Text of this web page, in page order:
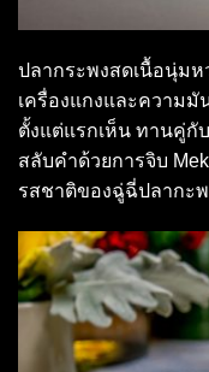
ปลากระพงสดเนื้อนุ่ม
เครื่องแกงและความ
ตั้งแต่แรกเห็น ทานคู่กั
สลับคำด้วยการจิบ
รสชาติของฉู่ฉี่ปลากะ